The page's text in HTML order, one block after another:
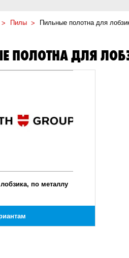
Пилы Пильные полотна для
ПОЛОТНА ДЛЯ
по металлу